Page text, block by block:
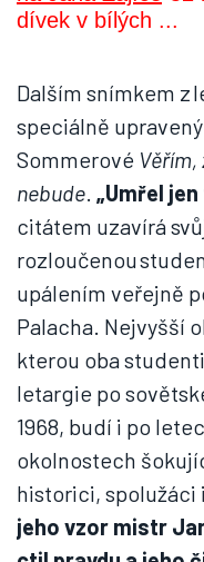
dívek v bílých ...
Dalším snímkem z
speciálně
Sommerové
nebude. „Umřel
citátem uzavírá
rozloučenou
upálením veřejně
Palacha. Nejvyšší
kterou oba
letargie po
1968, budí i po
okolnostech
historici, spolužáci
jeho vzor mistr